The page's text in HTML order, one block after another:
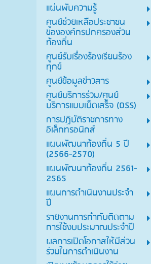
แผ่นพับความรู้
ศูนย์ช่วยเหลือประชาชน
ขององค์กรปกครองส่วน
ท้องถิ่น
ศูนย์รับเรื่องร้องเรียนร้อง
ทุกข์
ศูนย์ข้อมูลข่าวสาร
ศูนย์บริการร่วม/ศูนย์
บริการแบบเบ็ดเสร็จ (OSS)
การปฏิบัติราชการทาง
อิเล็กทรอนิกส์
แผนพัฒนาท้องถิ่น 5 ปี
(2566-2570)
แผนพัฒนาท้องถิ่น 2561-
2565
แผนการดำเนินงานประจำ
ปี
รายงานการกำกับติดตาม
การใช้งบประมาณประจำปี
ผลการเปิดโอกาสให้มีส่วน
ร่วมในการดำเนินงาน